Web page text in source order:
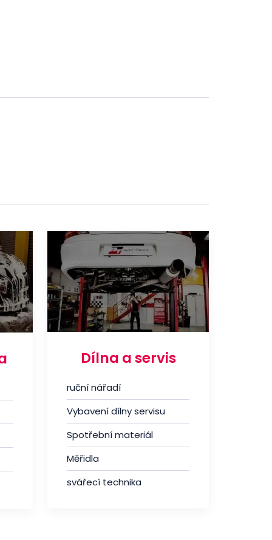
Dílna a servis
ruční nářadí
Vybavení dílny servisu
Spotřební materiál
Měřidla
svářecí technika